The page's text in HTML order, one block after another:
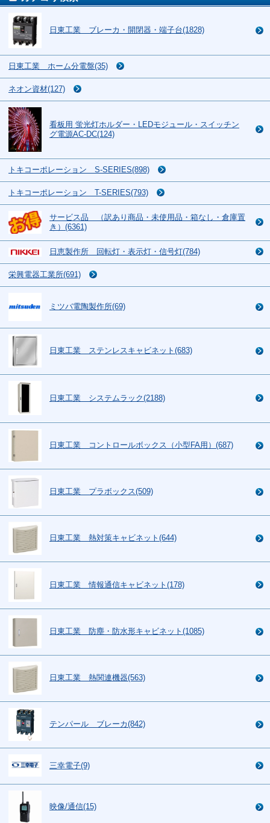
日東工業 ブレーカ・開閉器・端子台(1828)
日東工業 ホーム分電盤(35)
ネオン資材(127)
看板用 蛍光灯ホルダー・LEDモジュール・スイッチン
グ電源AC-DC(124)
トキコーポレーション S-SERIES(898)
トキコーポレーション T-SERIES(793)
サービス品 （訳あり商品・未使用品・箱なし・倉庫置
き）(6361)
日恵製作所 回転灯・表示灯・信号灯(784)
栄興電器工業所(691)
ミツバ電陶製作所(69)
日東工業 ステンレスキャビネット(683)
日東工業 システムラック(2188)
日東工業 コントロールボックス（小型FA用）(687)
日東工業 プラボックス(509)
日東工業 熱対策キャビネット(644)
日東工業 情報通信キャビネット(178)
日東工業 防塵・防水形キャビネット(1085)
日東工業 熱関連機器(563)
テンパール ブレーカ(842)
三幸電子(9)
映像/通信(15)